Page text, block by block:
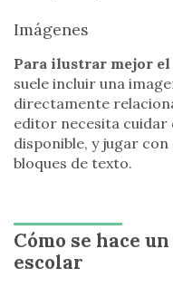
Imágenes
Para ilustrar mejor
suele incluir una
directamente
editor necesita cuidar
disponible, y jugar
bloques de texto.
Cómo se hace
escolar